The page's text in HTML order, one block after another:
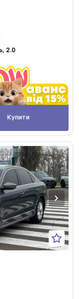
2.0
Купити